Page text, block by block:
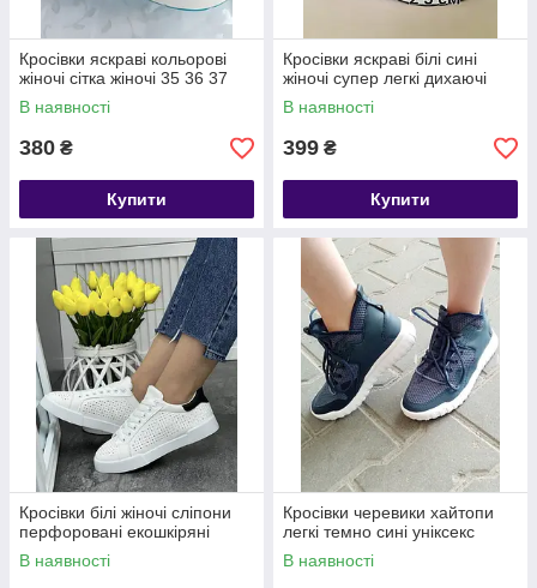
Кросівки яскраві кольорові
жіночі сітка жіночі 35 36 37
В наявності
380 ₴
Купити
Кросівки яскраві білі сині
жіночі супер легкі дихаючі
В наявності
399 ₴
Купити
Кросівки білі жіночі сліпони
перфоровані екошкіряні
В наявності
Кросівки черевики хайтопи
легкі темно сині уніксекс
В наявності